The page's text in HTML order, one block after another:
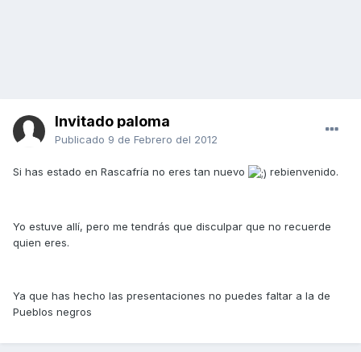
Invitado paloma
Publicado 9 de Febrero del 2012
Si has estado en Rascafría no eres tan nuevo rebienvenido.
Yo estuve allí, pero me tendrás que disculpar que no recuerde
quien eres.
Ya que has hecho las presentaciones no puedes faltar a la de
Pueblos negros